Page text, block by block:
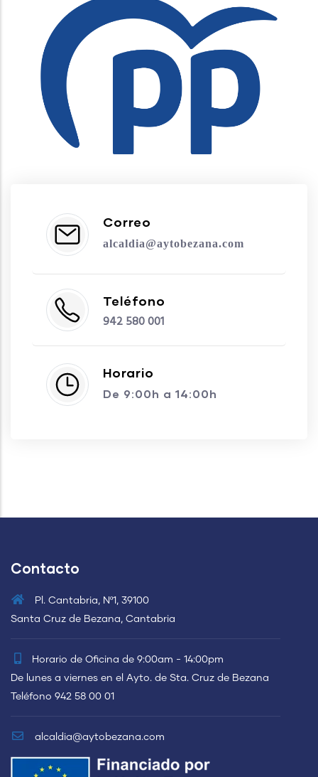
Correo
alcaldia@aytobezana.com
Teléfono
942 580 001
Horario
De 9:00h a 14:00h
Contacto
Pl. Cantabria, Nº1, 39100
Santa Cruz de Bezana, Cantabria
Horario de Oficina de 9:00am - 14:00pm
De lunes a viernes en el Ayto. de Sta. Cruz de Bezana
Teléfono 942 58 00 01
alcaldia@aytobezana.com